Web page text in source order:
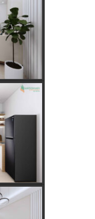
Sebenarnya?
Kelistrikan
Tanaman Hias
Mengecek Daya
Daya Listrik
Rumah Tangga,